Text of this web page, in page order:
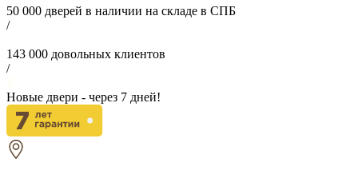
50 000 дверей в наличии на складе в СПБ
/
143 000 довольных клиентов
/
Новые двери - через 7 дней!